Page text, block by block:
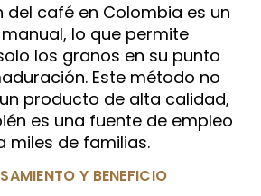
del café en Colombia es un
lo que permite
los granos en su punto
Este método no
producto de alta calidad,
es una fuente de empleo
miles de familias.
Y BENEFICIO